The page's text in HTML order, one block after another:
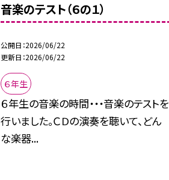
音楽のテスト（６の１）
公開日 2026/06/22
更新日 2026/06/22
６年生
６年生の音楽の時間・・・音楽のテストを
行いました。ＣＤの演奏を聴いて、どん
な楽器...